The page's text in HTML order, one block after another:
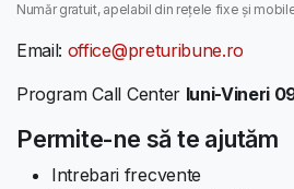
Număr gratuit, apelabil din rețele fixe și
Email: office@preturibune.ro
Program Call Center luni-Vineri
Permite-ne să te ajutăm
Intrebari frecvente